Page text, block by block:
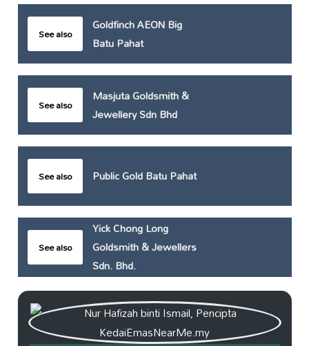
See also
Goldfinch AEON Big
Batu Pahat
See also
Masjuta Goldsmith &
Jewellery Sdn Bhd
See also Public Gold Batu Pahat
See also
Yick Chong Long
Goldsmith & Jewellers
Sdn. Bhd.